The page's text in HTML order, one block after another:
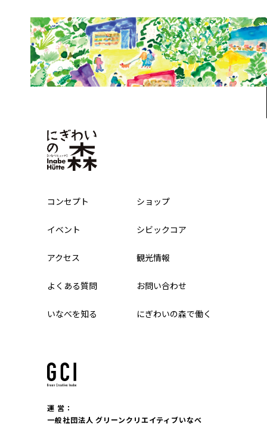
コンセプト ショップ
イベント シビックコア
アクセス 観光情報
よくある質問 お問い合わせ
いなべを知る にぎわいの森で働く
運 営：
一般社団法人 グリーンクリエイティブいなべ